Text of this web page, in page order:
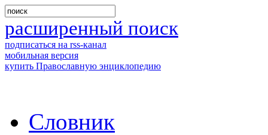
расширенный поиск
подписаться на rss-канал
мобильная версия
купить Православную энциклопедию
Словник